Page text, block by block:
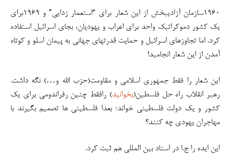
۱۹۶۰سازمان آزادیبخش از این شعار برای “استعمار زدایی” و ۱۹۶۹برای
یک کشور دموکراتیک واحد برای اعراب و یهودیان، بجای اسرائیل استفاده
کرد. اما تجاوزهای اسرائیل و حمایت قدرتهای جهانی به پیمان اسلو و کوتاه
آمدن از این شعار انجامید!
این شعار را فقط جمهوری اسلامی و مقاومت(حزب الله و…) نگه داشت.
رهبر انقلاب راه حل فلسطین(بخوانید) رافقط چنین رفراندومی برای یک
کشور و یک دولت فلسطینی خواند؛ بعدا فلسطینی ها تصمیم بگیرند با
مهاجران یهودی چه کنند؟
این ایده را ج.ا در اسناد بین المللی هم ثبت کرد.